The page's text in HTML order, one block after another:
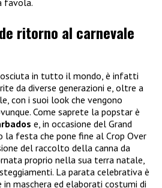
favola.
ritorno al carnevale
in tutto il mondo, è infatti
da diverse generazioni e, oltre a
con i suoi look che vengono
Come saprete la popstar è
e, in occasione del Grand
la festa che pone fine al Crop Over
del raccolto della canna da
proprio nella sua terra natale,
La parata celebrativa è
maschera ed elaborati costumi di